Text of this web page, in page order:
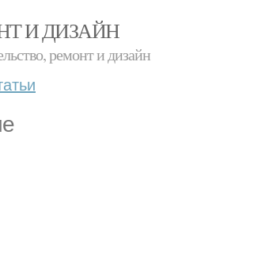
И ДИЗАЙН
ремонт и дизайн